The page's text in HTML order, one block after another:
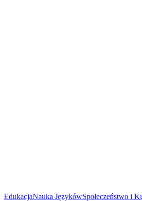
EdukacjaNauka JęzykówSpołeczeństwo i